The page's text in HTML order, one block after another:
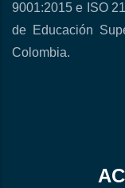
9001:2015 e ISO
de Educación
Colombia.